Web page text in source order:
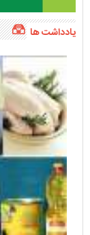
یادداشت ها